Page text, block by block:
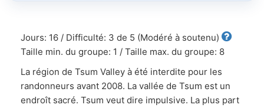
Jours: 16 / Difficulté: 3 de 5 (Modéré à soutenu)
Taille min. du groupe: 1 / Taille max. du groupe: 8
La région de Tsum Valley à été interdite pour les
randonneurs avant 2008. La vallée de Tsum est un
endroît sacré. Tsum veut dire impulsive. La plus part